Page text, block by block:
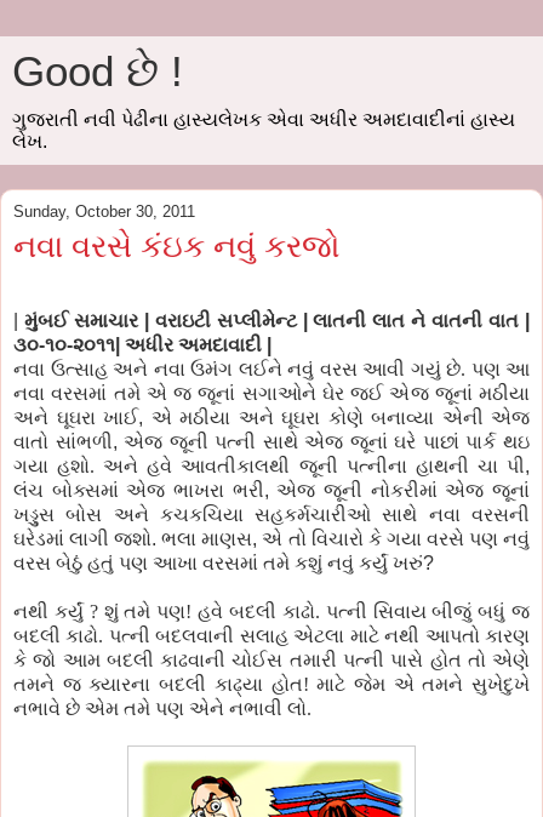
Good છે !
ગુજરાતી નવી પેઢીના હાસ્યલેખક એવા અધીર અમદાવાદીનાં હાસ્ય
લેખ.
Sunday, October 30, 2011
નવા વરસે કંઇક નવું કરજો
મુંબઈ સમાચાર | વરાઇટી સપ્લીમેન્ટ | લાતની લાત ને વાતની વાત |
૩૦-૧૦-૨૦૧૧| અધીર અમદાવાદી |
નવા ઉત્સાહ અને નવા ઉમંગ લઈને નવું વરસ આવી ગયું છે. પણ આ
નવા વરસમાં તમે એ જ જૂનાં સગાઓને ઘેર જઈ એજ જૂનાં મઠીયા
અને ઘૂઘરા ખાઈ, એ મઠીયા અને ઘૂઘરા કોણે બનાવ્યા એની એજ
વાતો સાંભળી,એજ જૂની પત્ની સાથે એજ જૂનાં ઘરે પાછાં પાર્ક થઇ
ગયા હશો. અને હવે આવતીકાલથી જૂની પત્નીના હાથની ચા પી,
લંચ બોક્સમાં એજ ભાખરા ભરી,એજ જૂની નોકરીમાં એજ જૂનાં
ખડ્ડુસ બોસ અને કચકચિયા સહકર્મચારીઓ સાથે નવા વરસની
ઘરેડમાં લાગી જશો.ભલા માણસ,એ તો વિચારો કે ગયા વરસે પણ નવું
વરસ બેઠું હતું પણ આખા વરસમાં તમે કશું નવું કર્યું ખરું?
નથી કર્યું ? શું તમે પણ! હવે બદલી કાઢો. પત્ની સિવાય બીજું બધું જ
બદલી કાઢો. પત્ની બદલવાની સલાહ એટલા માટે નથી આપતો કારણ
કે જો આમ બદલી કાઢવાની ચોઈસ તમારી પત્ની પાસે હોત તો એણે
તમને જ ક્યારના બદલી કાઢ્યા હોત! માટે જેમ એ તમને સુખેદુખે
નભાવે છે એમ તમે પણ એને નભાવી લો.